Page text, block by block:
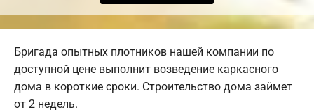
Бригада опытных плотников нашей компании по
доступной цене выполнит возведение каркасного
дома в короткие сроки. Строительство дома займет
от 2 недель.